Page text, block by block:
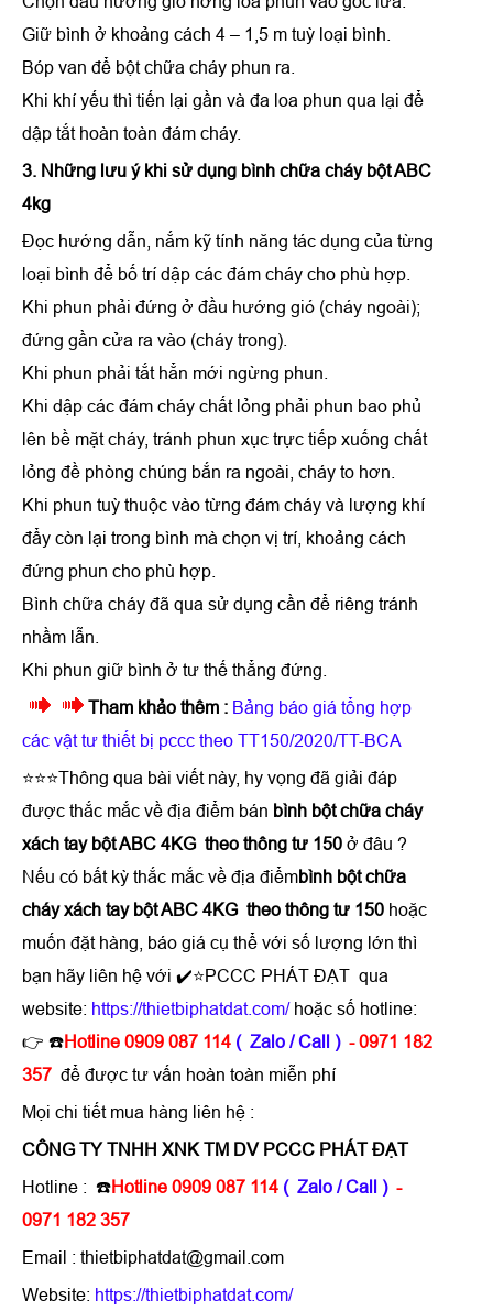
Giữ bình ở khoảng cách 4 – 1,5 m tuỳ loại bình.
Bóp van để bột chữa cháy phun ra.
Khi khí yếu thì tiến lại gần và đa loa phun qua lại để
dập tắt hoàn toàn đám cháy.
3. Những lưu ý khi sử dụng bình chữa cháy bột ABC
4kg
Đọc hướng dẫn, nắm kỹ tính năng tác dụng của từng
loại bình để bố trí dập các đám cháy cho phù hợp.
Khi phun phải đứng ở đầu hướng gió (cháy ngoài);
đứng gần cửa ra vào (cháy trong).
Khi phun phải tắt hẳn mới ngừng phun.
Khi dập các đám cháy chất lỏng phải phun bao phủ
lên bề mặt cháy, tránh phun xục trực tiếp xuống chất
lỏng đề phòng chúng bắn ra ngoài, cháy to hơn.
Khi phun tuỳ thuộc vào từng đám cháy và lượng khí
đẩy còn lại trong bình mà chọn vị trí, khoảng cách
đứng phun cho phù hợp.
Bình chữa cháy đã qua sử dụng cần để riêng tránh
nhầm lẫn.
Khi phun giữ bình ở tư thế thẳng đứng.
Tham khảo thêm : Bảng báo giá tổng hợp
các vật tư thiết bị pccc theo TT150/2020/TT-BCA
⭐⭐⭐Thông qua bài viết này, hy vọng đã giải đáp
được thắc mắc về địa điểm bán bình bột chữa cháy
xách tay bột ABC 4KG theo thông tư 150 ở đâu ?
Nếu có bất kỳ thắc mắc về địa điểmbình bột chữa
cháy xách tay bột ABC 4KG theo thông tư 150 hoặc
muốn đặt hàng, báo giá cụ thể với số lượng lớn thì
bạn hãy liên hệ với ✔️⭐PCCC PHÁT ĐẠT qua
website: https://thietbiphatdat.com/ hoặc số hotline:
👉 ☎️Hotline 0909 087 114 ( Zalo / Call ) - 0971 182
357 để được tư vấn hoàn toàn miễn phí
Mọi chi tiết mua hàng liên hệ :
CÔNG TY TNHH XNK TM DV PCCC PHÁT ĐẠT
Hotline : ☎️Hotline 0909 087 114 ( Zalo / Call ) -
0971 182 357
Email : thietbiphatdat@gmail.com
Website: https://thietbiphatdat.com/